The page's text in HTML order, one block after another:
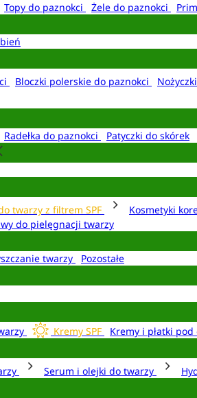
Topy do paznokci Żele do paznokci
Bloczki polerskie do paznokci
Radełka do paznokci
Patyczki do skórek
twarzy z filtrem SPF Kosmetyki
do pielęgnacji twarzy
twarzy
Pozostałe
Kremy SPF Kremy i płatki pod
Serum i olejki do twarzy